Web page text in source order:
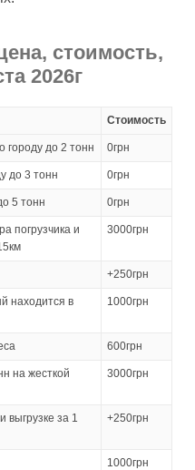
стоимость,
2026г
Стоимость
городу до 2 тонн 0грн
до 3 тонн 0грн
5 тонн 0грн
погрузчика и
3000грн
+250грн
находится в
1000грн
600грн
на жесткой
3000грн
выгрузке за 1
+250грн
1000грн